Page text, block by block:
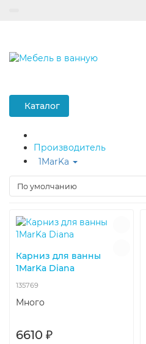
Каталог
Производитель
1MarKa
Карниз для ванны
1MarKa Diana
135769
Много
6610 ₽